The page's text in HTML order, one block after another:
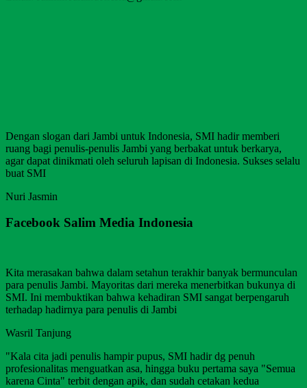
Dengan slogan dari Jambi untuk Indonesia, SMI hadir memberi
ruang bagi penulis-penulis Jambi yang berbakat untuk berkarya,
agar dapat dinikmati oleh seluruh lapisan di Indonesia. Sukses selalu
buat SMI
Nuri Jasmin
Facebook Salim Media Indonesia
Kita merasakan bahwa dalam setahun terakhir banyak bermunculan
para penulis Jambi. Mayoritas dari mereka menerbitkan bukunya di
SMI. Ini membuktikan bahwa kehadiran SMI sangat berpengaruh
terhadap hadirnya para penulis di Jambi
Wasril Tanjung
"Kala cita jadi penulis hampir pupus, SMI hadir dg penuh
profesionalitas menguatkan asa, hingga buku pertama saya "Semua
karena Cinta" terbit dengan apik, dan sudah cetakan kedua